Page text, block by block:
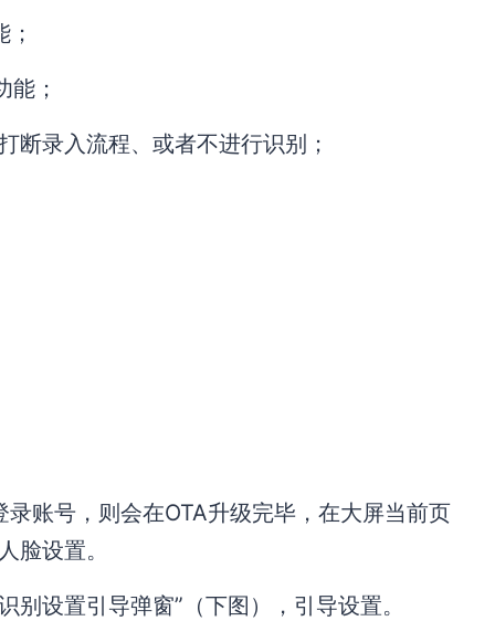
；
断录入流程、或者不进行识别；
账号，则会在OTA升级完毕，在大屏当前页
脸设置。
设置引导弹窗”（下图），引导设置。